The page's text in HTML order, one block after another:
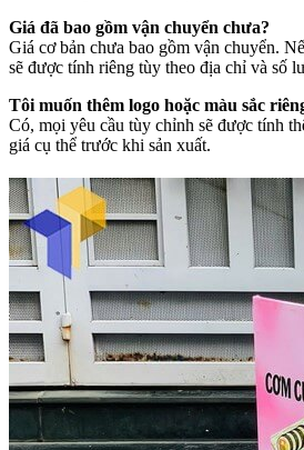
Giá đã bao gồm vận chuyển chưa?
Giá cơ bản chưa bao gồm vận chuyển.
sẽ được tính riêng tùy theo địa chỉ và số
Tôi muốn thêm logo hoặc màu sắc
Có, mọi yêu cầu tùy chỉnh sẽ được tính
giá cụ thể trước khi sản xuất.